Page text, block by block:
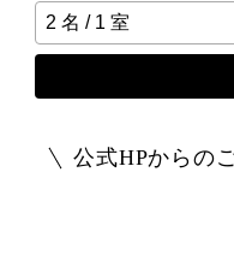
公式HPからの